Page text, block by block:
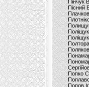
Пінчук
Пісний
Попко
Попов